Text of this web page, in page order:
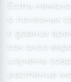
Есть
о полезных
с давних
сок алоэ
изучены
растение